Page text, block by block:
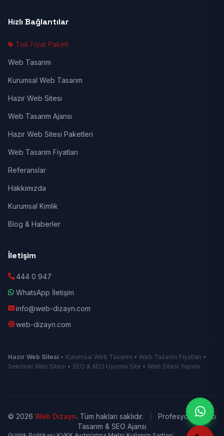
Hızlı Bağlantılar
Tek Fiyat Paketi
Web Tasarım
Kurumsal Web Tasarım
Hazır Web Sitesi
Web Tasarım Ajansı
Hazır Web Sitesi Paketleri
Web Tasarım Fiyatları
Referanslar
Hakkımızda
Kurumsal Kimlik
Blog & Haberler
İletişim
444 0 947
WhatsApp İletişim
info@web-dizayn.com
web-dizayn.com
Hazır Web Sitesi • Kurumsal Web Tasarım • Web Tasarım Fiyatları •
Sektörel Web Sitesi • SEO & AEO Uyumlu Site • Web Sitesi Yapımı
© 2026 Web Dizayn. Tüm hakları saklıdır.
Profesyonel Web
Tasarım & SEO Ajansı